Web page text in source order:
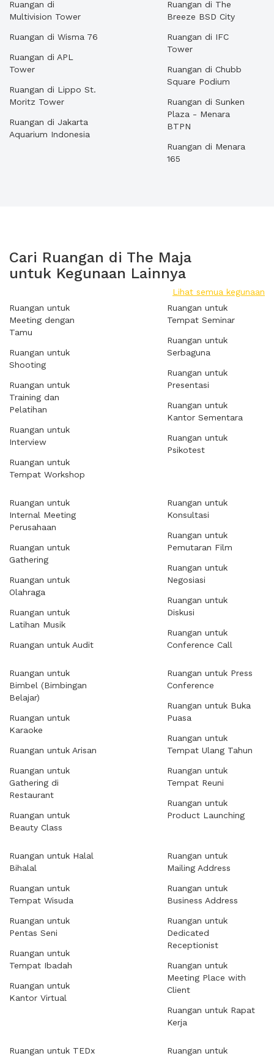
Ruangan di
Multivision Tower
Ruangan di Wisma 76
Ruangan di APL
Tower
Ruangan di Lippo St.
Moritz Tower
Ruangan di Jakarta
Aquarium Indonesia
Ruangan di The
Breeze BSD City
Ruangan di IFC
Tower
Ruangan di Chubb
Square Podium
Ruangan di Sunken
Plaza - Menara
BTPN
Ruangan di Menara
165
Cari Ruangan di The Maja
untuk Kegunaan Lainnya
Lihat semua kegunaan
Ruangan untuk
Meeting dengan
Tamu
Ruangan untuk
Shooting
Ruangan untuk
Training dan
Pelatihan
Ruangan untuk
Interview
Ruangan untuk
Tempat Workshop
Ruangan untuk
Tempat Seminar
Ruangan untuk
Serbaguna
Ruangan untuk
Presentasi
Ruangan untuk
Kantor Sementara
Ruangan untuk
Psikotest
Ruangan untuk
Internal Meeting
Perusahaan
Ruangan untuk
Gathering
Ruangan untuk
Olahraga
Ruangan untuk
Latihan Musik
Ruangan untuk Audit
Ruangan untuk
Konsultasi
Ruangan untuk
Pemutaran Film
Ruangan untuk
Negosiasi
Ruangan untuk
Diskusi
Ruangan untuk
Conference Call
Ruangan untuk
Bimbel (Bimbingan
Belajar)
Ruangan untuk
Karaoke
Ruangan untuk Arisan
Ruangan untuk
Gathering di
Restaurant
Ruangan untuk
Beauty Class
Ruangan untuk Press
Conference
Ruangan untuk Buka
Puasa
Ruangan untuk
Tempat Ulang Tahun
Ruangan untuk
Tempat Reuni
Ruangan untuk
Product Launching
Ruangan untuk Halal
Bihalal
Ruangan untuk
Tempat Wisuda
Ruangan untuk
Pentas Seni
Ruangan untuk
Tempat Ibadah
Ruangan untuk
Kantor Virtual
Ruangan untuk
Mailing Address
Ruangan untuk
Business Address
Ruangan untuk
Dedicated
Receptionist
Ruangan untuk
Meeting Place with
Client
Ruangan untuk Rapat
Kerja
Ruangan untuk TEDx
Ruangan untuk